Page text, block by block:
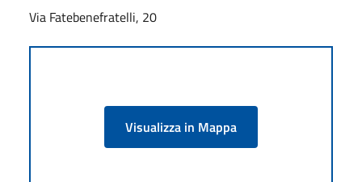
Via Fatebenefratelli, 20
Visualizza in Mappa